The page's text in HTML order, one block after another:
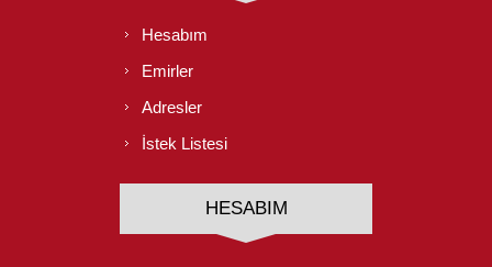
Hesabım
Emirler
Adresler
İstek Listesi
HESABIM